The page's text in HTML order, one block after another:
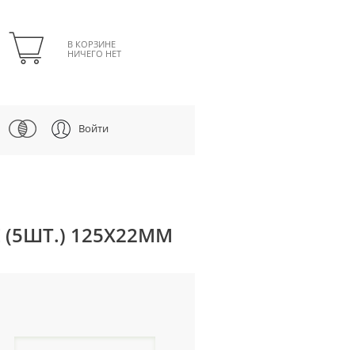
В КОРЗИНЕ
НИЧЕГО НЕТ
Войти
(5ШТ.) 125Х22ММ